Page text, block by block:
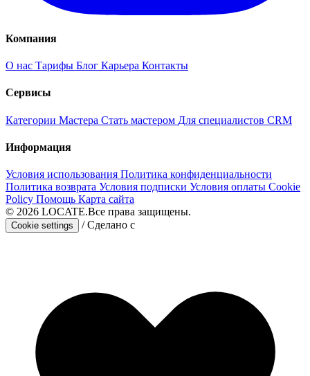
Компания
О нас Тарифы Блог Карьера Контакты
Сервисы
Категории Мастера Стать мастером Для специалистов CRM
Информация
Условия использования Политика конфиденциальности
Политика возврата Условия подписки Условия оплаты Cookie
Policy Помощь Карта сайта
© 2026 LOCATE.Все права защищены.
Cookie settings / Сделано с